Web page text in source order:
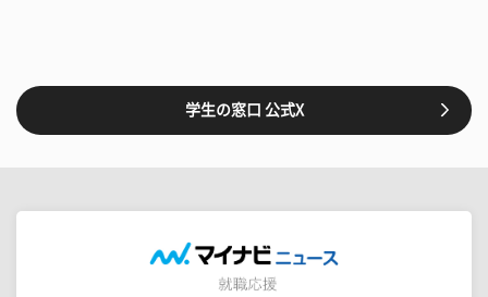
学生の窓口 公式X